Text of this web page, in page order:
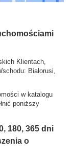
Klientach,
Białorusi,
w katalogu
poniższy
180, 365 dni
o